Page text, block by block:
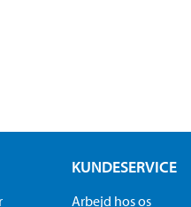
KUNDESERVICE
Arbejd hos os